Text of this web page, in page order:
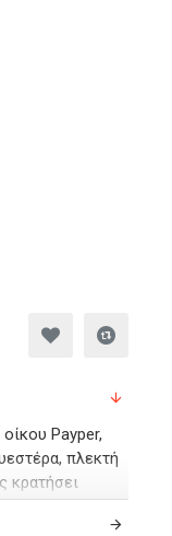
Payper,
πλεκτή
κρατήσει
σας αλλά